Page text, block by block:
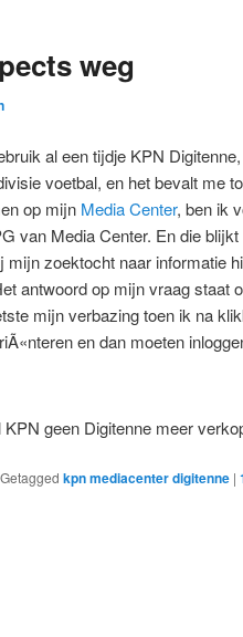
weg
al een tijdje KPN
voetbal, en het bevalt me
op mijn Media Center, ben ik
van Media Center. En die
mijn zoektocht naar informatie
antwoord op mijn vraag staat
mijn verbazing toen ik na
en dan moeten
geen Digitenne meer
Getagged kpn mediacenter digitenne |